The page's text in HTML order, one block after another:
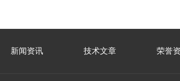
新闻资讯 技术文章 荣誉